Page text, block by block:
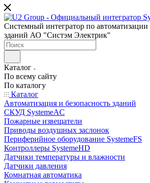
Системный интегратор по автоматизации
зданий АО "Систэм Электрик"
Каталог
По всему сайту
По каталогу
Каталог
Автоматизация и безопасность зданий
СКУД SystemeAC
Пожарные извещатели
Приводы воздушных заслонок
Периферийное оборудование SystemeFS
Контроллеры SystemeHD
Датчики температуры и влажности
Датчики давления
Комнатная автоматика